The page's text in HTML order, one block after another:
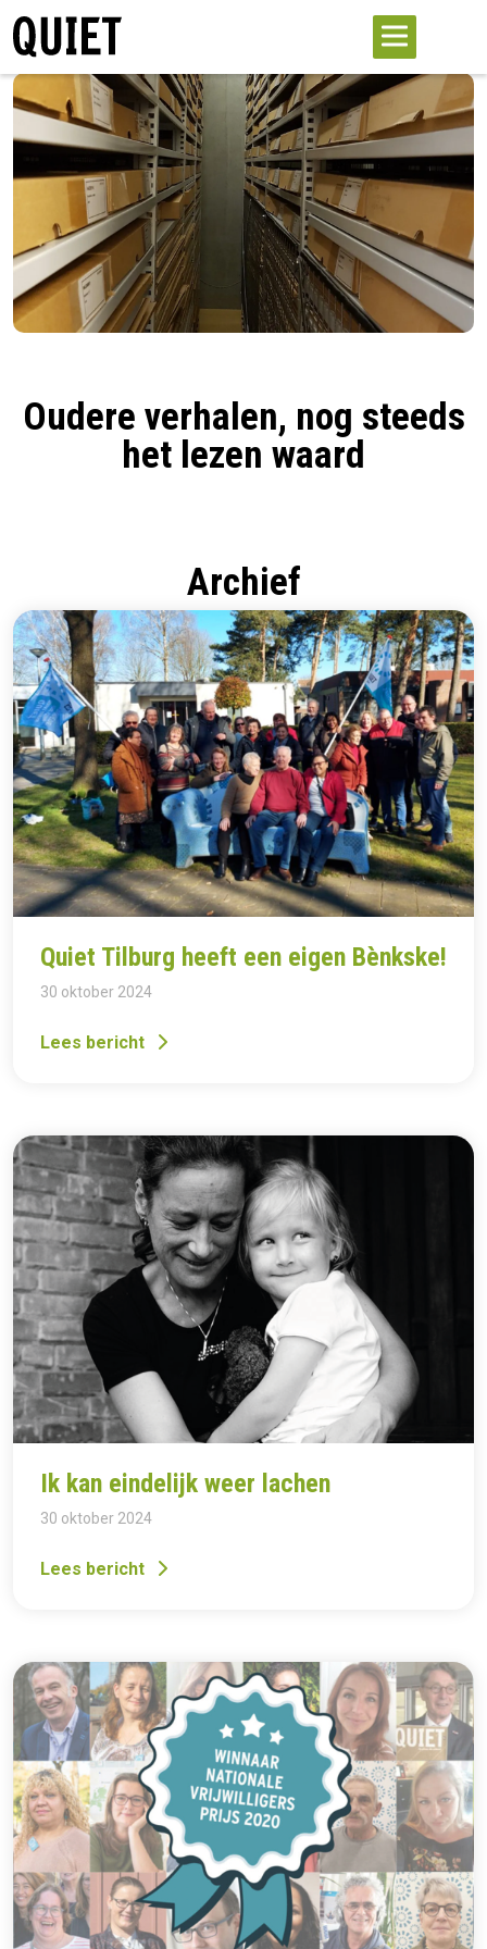
Oudere verhalen, nog steeds
het lezen waard
Archief
Quiet Tilburg heeft een eigen Bènkske!
30 oktober 2024
Lees bericht
Ik kan eindelijk weer lachen
30 oktober 2024
Lees bericht